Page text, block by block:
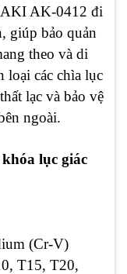
AK-0412 đi
giúp bảo quản
theo và di
loại các chìa lục
lạc và bảo vệ
ngoài.
lục giác
(Cr-V)
T15, T20,